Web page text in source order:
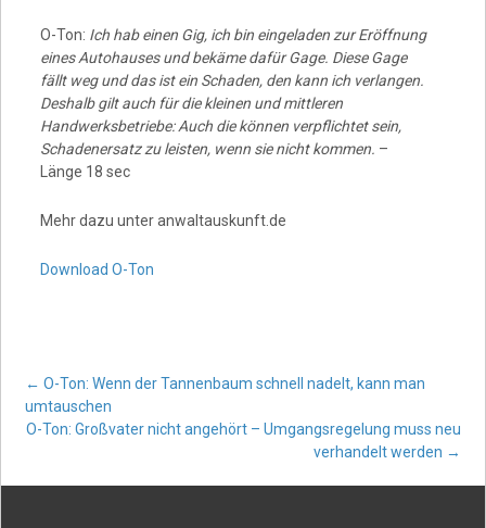
O-Ton: Ich hab einen Gig, ich bin eingeladen zur Eröffnung
eines Autohauses und bekäme dafür Gage. Diese Gage
fällt weg und das ist ein Schaden, den kann ich verlangen.
Deshalb gilt auch für die kleinen und mittleren
Handwerksbetriebe: Auch die können verpflichtet sein,
Schadenersatz zu leisten, wenn sie nicht kommen. –
Länge 18 sec
Mehr dazu unter anwaltauskunft.de
Download O-Ton
Post
navigation
← O-Ton: Wenn der Tannenbaum schnell nadelt, kann man
umtauschen
O-Ton: Großvater nicht angehört – Umgangsregelung muss neu
verhandelt werden →